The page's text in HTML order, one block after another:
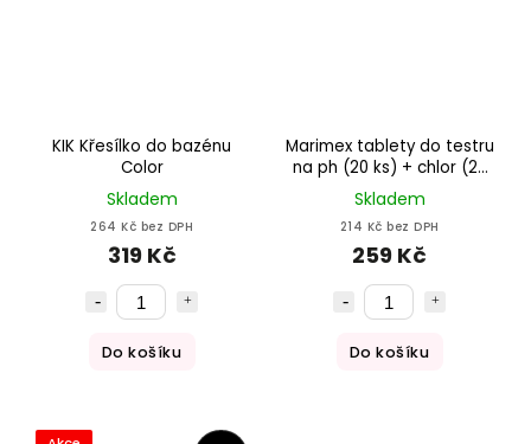
KIK Křesílko do bazénu
Color
Skladem
264 Kč bez DPH
319 Kč
Do košíku
Marimex tablety do testru
na ph (20 ks) + chlor (20
ks) + chlor vázaný (10 ks)
(11305008)
Skladem
214 Kč bez DPH
259 Kč
Do košíku